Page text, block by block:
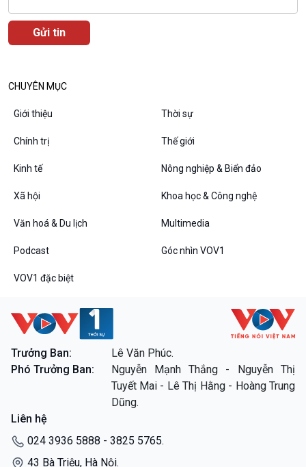
Các chương trình đặc biệt
CHUYÊN MỤC
Giới thiệu Thời sự
Chính trị Thế giới
Kinh tế Nông nghiệp & Biển đảo
Xã hội Khoa học & Công nghệ
Văn hoá & Du lịch Multimedia
Podcast Góc nhìn VOV1
VOV1 đặc biệt
Trưởng Ban:
Lê Văn Phúc.
Phó Trưởng Ban:
Nguyễn Mạnh Thắng - Nguyễn Thị
Tuyết Mai - Lê Thị Hằng - Hoàng Trung
Dũng.
Liên hệ
024 3936 5888 - 3825 5765.
43 Bà Triệu, Hà Nội.